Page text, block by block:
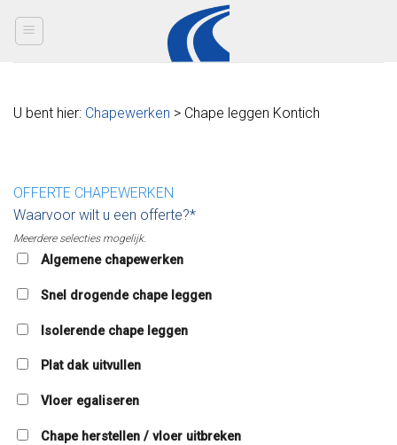
U bent hier: Chapewerken > Chape leggen Kontich
OFFERTE CHAPEWERKEN
Waarvoor wilt u een offerte?*
Meerdere selecties mogelijk.
Algemene chapewerken
Snel drogende chape leggen
Isolerende chape leggen
Plat dak uitvullen
Vloer egaliseren
Chape herstellen / vloer uitbreken